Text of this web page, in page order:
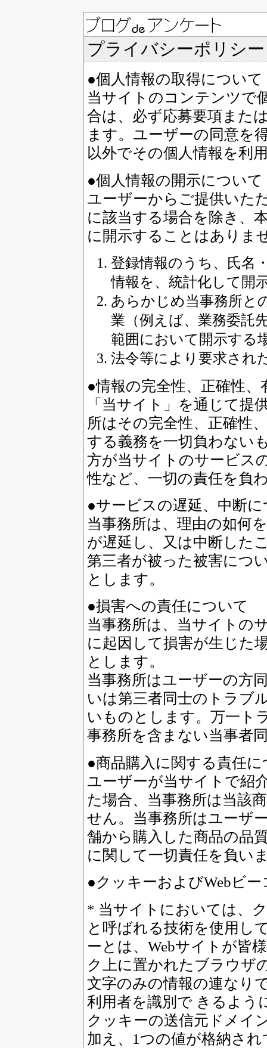
プライバシーポリシ
●個人情報の取得について
当サイトのコンテンツで
合は、必ず応募要項また
ます。ユーザーの同意を
以外でその個人情報を利
●個人情報の開示について
ユーザーからご提供いた
に該当する場合を除き、
に開示することはありま
登録情報のうち、氏名
情報を、統計化して開
あらかじめ当事務所と
業（例えば、業務委託
範囲において開示する
法令等により要求され
●情報の完全性、正確性
「当サイト」を通じて提
所はその完全性、正確性
する義務を一切負わない
方が当サイトのサービス
性など、一切の責任を負
●サービスの遅延、中断
当事務所は、理由の如何
が遅延し、又は中断した
第三者が被った被害につ
とします。
●損害への責任について
当事務所は、当サイトの
に起因して損害が生じた
とします。
当事務所はユーザーの方
いは第三者同士のトラブ
いものとします。万一ト
事務所を含まない当事者
●商品購入に関する責任
ユーザーが当サイトで紹
た場合、当事務所は当該
せん。当事務所はユーザ
舗から購入した商品の品
に関して一切責任を負い
●クッキーおよびWebビ
* 当サイトにおいては、
と呼ばれる技術を使用し
ーとは、Webサイトが皆
ク上に置かれたブラウザ
文字のみの情報の連なり
利用者を識別で きるよう
クッキーの送信元ドメイ
加え、1つの値が格納さ